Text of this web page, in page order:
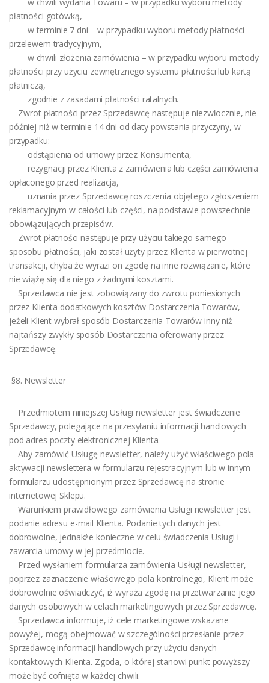
w chwili wydania Towaru – w przypadku wyboru metody
płatności gotówką,
w terminie 7 dni – w przypadku wyboru metody płatności
przelewem tradycyjnym,
w chwili złożenia zamówienia – w przypadku wyboru metody
płatności przy użyciu zewnętrznego systemu płatności lub kartą
płatniczą,
zgodnie z zasadami płatności ratalnych.
Zwrot płatności przez Sprzedawcę następuje niezwłocznie, nie
później niż w terminie 14 dni od daty powstania przyczyny, w
przypadku:
odstąpienia od umowy przez Konsumenta,
rezygnacji przez Klienta z zamówienia lub części zamówienia
opłaconego przed realizacją,
uznania przez Sprzedawcę roszczenia objętego zgłoszeniem
reklamacyjnym w całości lub części, na podstawie powszechnie
obowiązujących przepisów.
Zwrot płatności następuje przy użyciu takiego samego
sposobu płatności, jaki został użyty przez Klienta w pierwotnej
transakcji, chyba że wyrazi on zgodę na inne rozwiązanie, które
nie wiążę się dla niego z żadnymi kosztami.
Sprzedawca nie jest zobowiązany do zwrotu poniesionych
przez Klienta dodatkowych kosztów Dostarczenia Towarów,
jeżeli Klient wybrał sposób Dostarczenia Towarów inny niż
najtańszy zwykły sposób Dostarczenia oferowany przez
Sprzedawcę.
§8. Newsletter
Przedmiotem niniejszej Usługi newsletter jest świadczenie
Sprzedawcy, polegające na przesyłaniu informacji handlowych
pod adres poczty elektronicznej Klienta.
Aby zamówić Usługę newsletter, należy użyć właściwego pola
aktywacji newslettera w formularzu rejestracyjnym lub w innym
formularzu udostępnionym przez Sprzedawcę na stronie
internetowej Sklepu.
Warunkiem prawidłowego zamówienia Usługi newsletter jest
podanie adresu e-mail Klienta. Podanie tych danych jest
dobrowolne, jednakże konieczne w celu świadczenia Usługi i
zawarcia umowy w jej przedmiocie.
Przed wysłaniem formularza zamówienia Usługi newsletter,
poprzez zaznaczenie właściwego pola kontrolnego, Klient może
dobrowolnie oświadczyć, iż wyraża zgodę na przetwarzanie jego
danych osobowych w celach marketingowych przez Sprzedawcę.
Sprzedawca informuje, iż cele marketingowe wskazane
powyżej, mogą obejmować w szczególności przesłanie przez
Sprzedawcę informacji handlowych przy użyciu danych
kontaktowych Klienta. Zgoda, o której stanowi punkt powyższy
może być cofnięta w każdej chwili.